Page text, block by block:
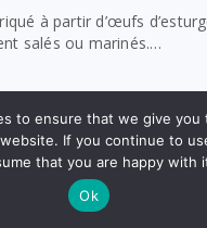
à partir d’œufs
salés ou marinés.…
to ensure that we give you
If you continue to
that you are happy with
Ok